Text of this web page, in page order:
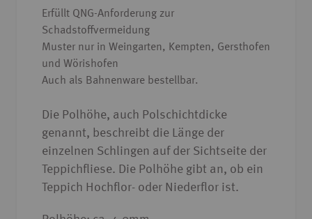
Erfüllt QNG-Anforderung zur
Schadstoffvermeidung
Muster nur in Weingarten, Kempten, Gersthofen
und Wörishofen
Auch als Bahnenware bestellbar.
Die Polhöhe, auch Polschichtdicke
genannt, beschreibt die Länge der
einzelnen Schlingen auf der Sichtseite der
Teppichfliese. Die Polhöhe gibt an, ob ein
Teppich Hochflor- oder Niederflor ist.